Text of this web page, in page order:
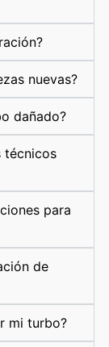
nuevas?
dañado?
técnicos
para
de
mi turbo?